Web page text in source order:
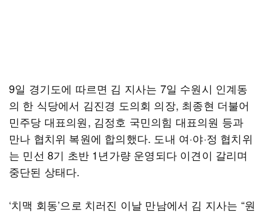
9일 경기도에 따르면 김 지사는 7일 수원시 인계동
의 한 식당에서 김진경 도의회 의장, 최종현 더불어
민주당 대표의원, 김정호 국민의힘 대표의원 등과
만나 협치위 복원에 합의했다. 도내 여·야·정 협치위
는 민선 8기 초반 1년가량 운영되다 이견이 갈리며
중단된 상태다.
‘치맥 회동’으로 치러진 이날 만남에서 김 지사는 “원